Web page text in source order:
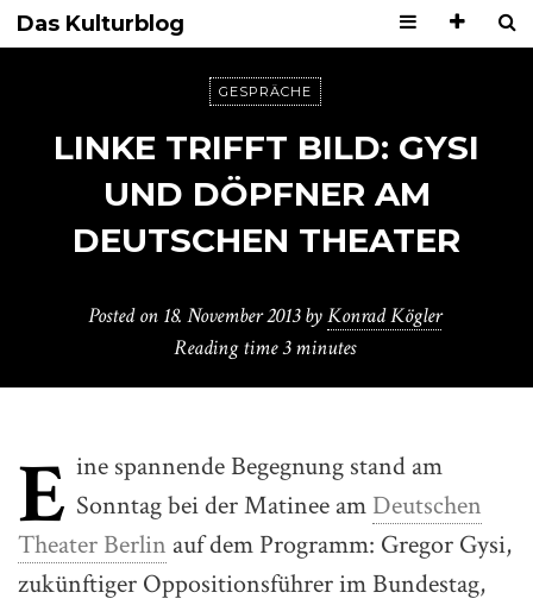
Das Kulturblog
GESPRÄCHE
LINKE TRIFFT BILD: GYSI
UND DÖPFNER AM
DEUTSCHEN THEATER
Posted on 18. November 2013 byKonrad Kögler
Reading time3 minutes
E ine spannende Begegnung stand am
Sonntag bei der Matinee am Deutschen
Theater Berlin auf dem Programm: Gregor Gysi,
zukünftiger Oppositionsführer im Bundestag,